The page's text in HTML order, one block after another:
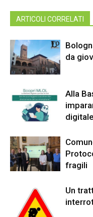
ARTICOLI CORRELATI
da
Alla
fragili
Un